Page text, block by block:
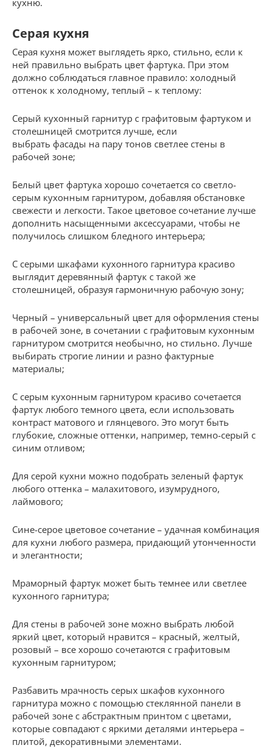
кухню.
Серая кухня
Серая кухня может выглядеть ярко, стильно, если к
ней правильно выбрать цвет фартука. При этом
должно соблюдаться главное правило: холодный
оттенок к холодному, теплый – к теплому:
Серый кухонный гарнитур с графитовым фартуком и
столешницей смотрится лучше, если
выбрать фасады на пару тонов светлее стены в
рабочей зоне;
Белый цвет фартука хорошо сочетается со светло-
серым кухонным гарнитуром, добавляя обстановке
свежести и легкости. Такое цветовое сочетание лучше
дополнить насыщенными аксессуарами, чтобы не
получилось слишком бледного интерьера;
С серыми шкафами кухонного гарнитура красиво
выглядит деревянный фартук с такой же
столешницей, образуя гармоничную рабочую зону;
Черный – универсальный цвет для оформления стены
в рабочей зоне, в сочетании с графитовым кухонным
гарнитуром смотрится необычно, но стильно. Лучше
выбирать строгие линии и разно фактурные
материалы;
С серым кухонным гарнитуром красиво сочетается
фартук любого темного цвета, если использовать
контраст матового и глянцевого. Это могут быть
глубокие, сложные оттенки, например, темно-серый с
синим отливом;
Для серой кухни можно подобрать зеленый фартук
любого оттенка – малахитового, изумрудного,
лаймового;
Сине-серое цветовое сочетание – удачная комбинация
для кухни любого размера, придающий утонченности
и элегантности;
Мраморный фартук может быть темнее или светлее
кухонного гарнитура;
Для стены в рабочей зоне можно выбрать любой
яркий цвет, который нравится – красный, желтый,
розовый – все хорошо сочетаются с графитовым
кухонным гарнитуром;
Разбавить мрачность серых шкафов кухонного
гарнитура можно с помощью стеклянной панели в
рабочей зоне с абстрактным принтом с цветами,
которые совпадают с яркими деталями интерьера –
плитой, декоративными элементами.